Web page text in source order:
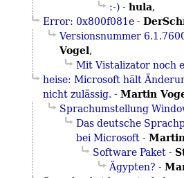
:-)- hula,
Error: 0x800f081e-
Versionsnummer
Vogel,
Mit Vistalizator noch
heise: Microsoft hält
nicht zulässig. - Martin
Sprachumstellung
Das deutsche
bei Microsoft-
Software Paket-
Ägypten? -